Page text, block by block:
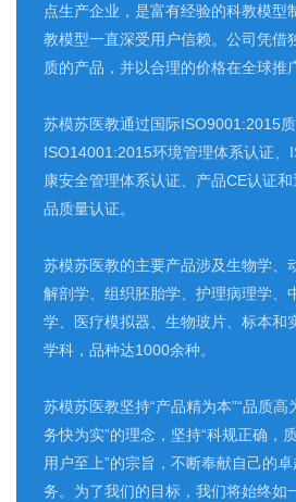
点生产企业，是富有经验的科教模型
教模型一直深受用户信赖。公司凭借
质的产品，并以合理的价格在全球推
苏模苏医教通过国际ISO9001:2015质
ISO14001:2015环境管理体系认证、
康安全管理体系认证、产品CE认证
品质量认证。
苏模苏医教的主要产品涉及生物学、
解剖学、组织胚胎学、护理病理学、
学、医疗模拟器、生物玻片、标本和
学科，品种达1000余种。
苏模苏医教坚持“产品精为本”“品质高
务快为实”的理念，坚持“科规正确，
用户至上”的宗旨，不断奉献自己的
务。为了我们的目标，我们将始终如